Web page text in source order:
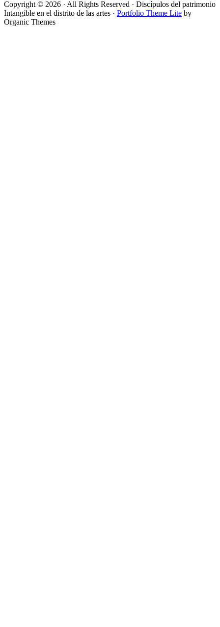
Copyright © 2026 · All Rights Reserved · Discípulos del patrimonio
Intangible en el distrito de las artes · Portfolio Theme Lite by
Organic Themes